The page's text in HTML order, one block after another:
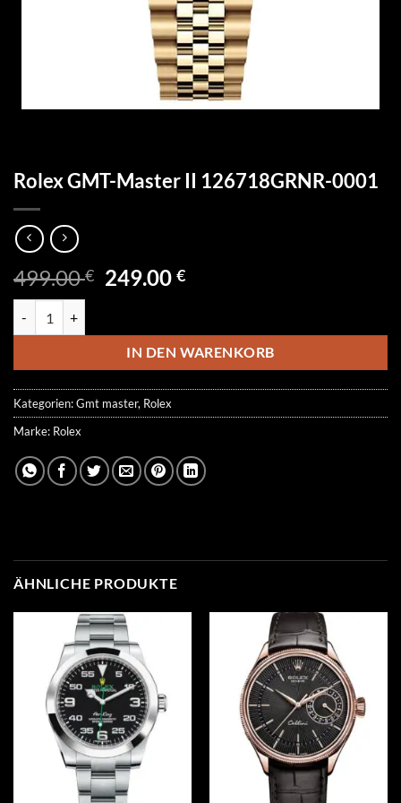
Rolex GMT-Master II 126718GRNR-0001
499.00€ Ursprünglicher
499.00 €
249.00€Aktueller
249.00 €.
IN DEN WARENKORB
Kategorien:Gmt master, Rolex
Marke: Rolex
ÄHNLICHE PRODUKTE